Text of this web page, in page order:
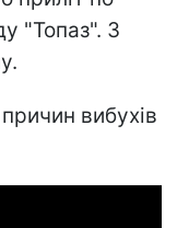
"Топаз". З
вибухів